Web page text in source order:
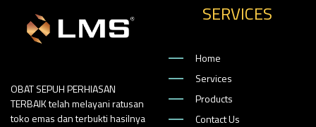
OBAT SEPUH PERHIASAN
TERBAIK telah melayani ratusan
toko emas dan terbukti hasilnya
SERVICES
Home
Services
Products
Contact Us